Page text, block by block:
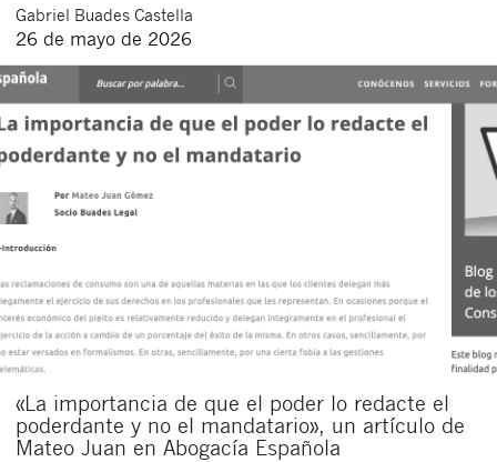
Gabriel Buades Castella
26 de mayo de 2026
«La importancia de que el poder lo redacte el
poderdante y no el mandatario», un artículo de
Mateo Juan en Abogacía Española